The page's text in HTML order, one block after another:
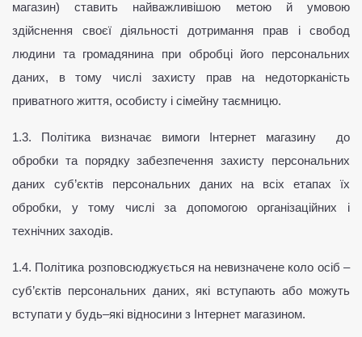
магазин) ставить найважливішою метою й умовою
здійснення своєї діяльності дотримання прав і свобод
людини та громадянина при обробці його персональних
даних, в тому числі захисту прав на недоторканість
приватного життя, особисту і сімейну таємницю.
1.3. Політика визначає вимоги Інтернет магазину  до
обробки та порядку забезпечення захисту персональних
даних суб’єктів персональних даних на всіх етапах їх
обробки, у тому числі за допомогою організаційних і
технічних заходів.
1.4. Політика розповсюджується на невизначене коло осіб –
суб’єктів персональних даних, які вступають або можуть
вступати у будь–які відносини з Інтернет магазином.